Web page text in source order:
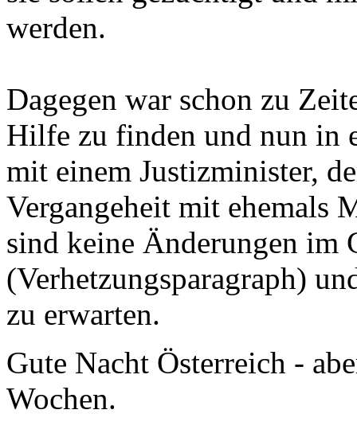
werden.
Dagegen war schon zu
Hilfe zu finden und nun in
mit einem Justizminister,
Vergangeheit mit ehemals
sind keine Änderungen im
(Verhetzungsparagraph)
zu erwarten.
Gute Nacht Österreich -
Wochen.